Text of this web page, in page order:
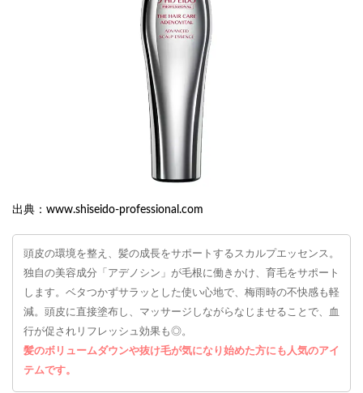
出典：www.shiseido-professional.com
頭皮の環境を整え、髪の成長をサポートするスカルプエッセンス。
独自の美容成分「アデノシン」が毛根に働きかけ、育毛をサポート
します。ベタつかずサラッとした使い心地で、梅雨時の不快感も軽
減。頭皮に直接塗布し、マッサージしながらなじませることで、血
行が促されリフレッシュ効果も◎。
髪のボリュームダウンや抜け毛が気になり始めた方にも人気のアイ
テムです。